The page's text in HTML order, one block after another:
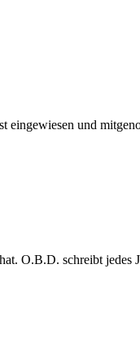
eingewiesen und
O.B.D. schreibt